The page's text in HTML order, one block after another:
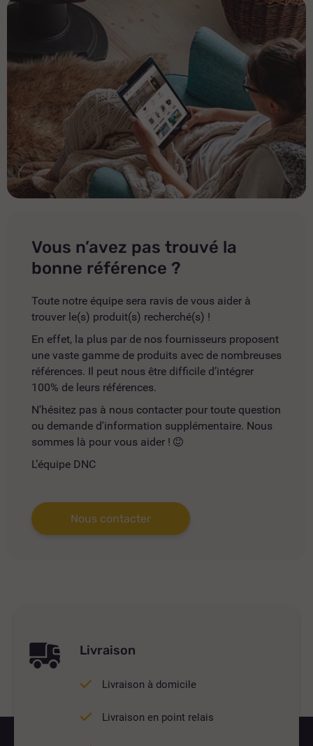
Vous n’avez pas trouvé la
bonne référence ?
Toute notre équipe sera ravis de vous aider à
trouver le(s) produit(s) recherché(s) !
En effet, la plus par de nos fournisseurs proposent
une vaste gamme de produits avec de nombreuses
références. Il peut nous être difficile d’intégrer
100% de leurs références.
N'hésitez pas à nous contacter pour toute question
ou demande d'information supplémentaire. Nous
sommes là pour vous aider !
L’équipe DNC
Nous contacter
Livraison
Livraison à domicile
Livraison en point relais